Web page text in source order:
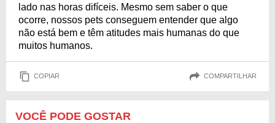
lado nas horas difíceis. Mesmo sem saber o que
ocorre, nossos pets conseguem entender que algo
não está bem e têm atitudes mais humanas do que
muitos humanos.
COPIAR COMPARTILHAR
VOCÊ PODE GOSTAR